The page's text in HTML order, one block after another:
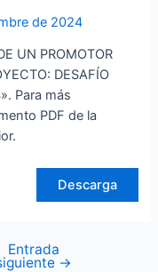
de 2024
UN PROMOTOR
DESAFÍO
Para más
PDF de la
Descarga
Entrada
→